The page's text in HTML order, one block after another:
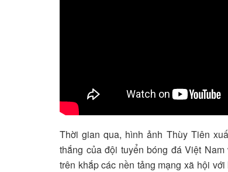
Thời gian qua, hình ảnh Thùy Tiên
thắng của đội tuyển bóng đá Việt
trên khắp các nền tảng mạng xã hội